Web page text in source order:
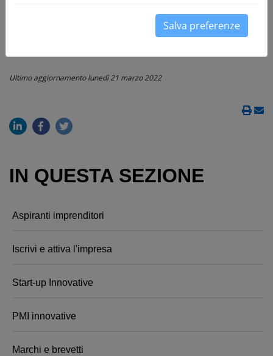
Registro Imprese fino alla gestione della tua impresa.
Ultimo aggiornamentolunedì 21 marzo 2022
IN QUESTA SEZIONE
Aspiranti imprenditori
Iscrivi e attiva l'impresa
Start-up Innovative
PMI innovative
Marchi e brevetti
Salva preferenze